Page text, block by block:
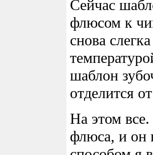
Сейчас
флюсом к
снова
шаблон
отделится
На этом все.
флюса, и он